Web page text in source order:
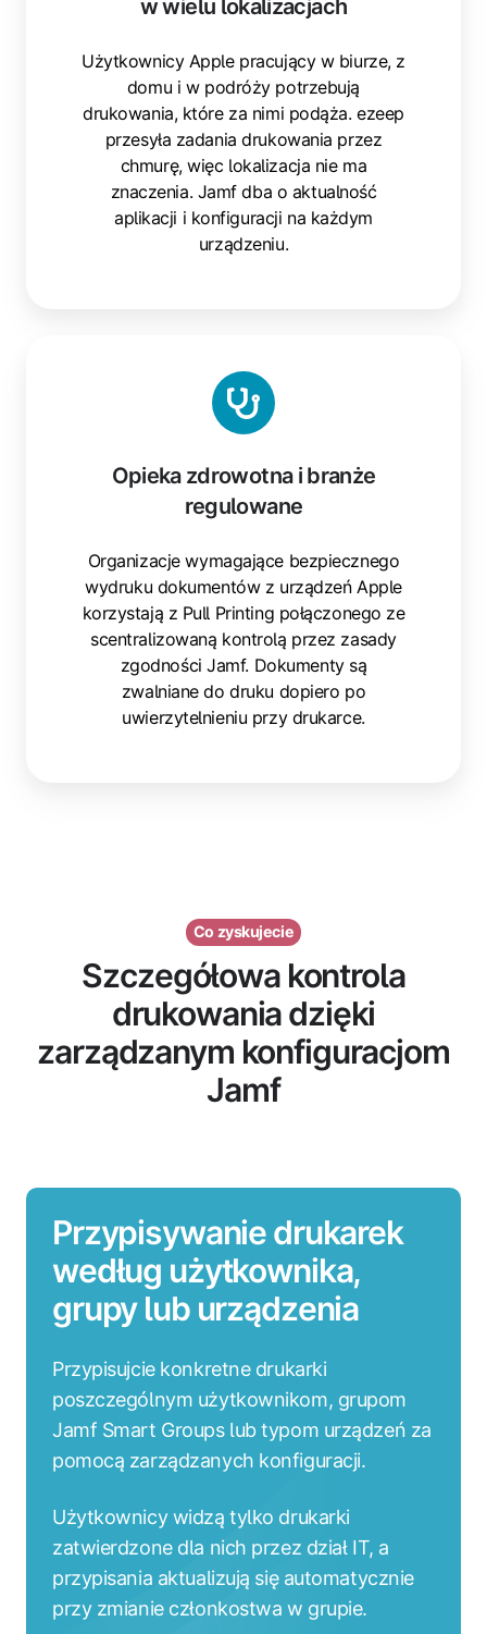
w wielu lokalizacjach
Użytkownicy Apple pracujący w biurze, z
domu i w podróży potrzebują
drukowania, które za nimi podąża. ezeep
przesyła zadania drukowania przez
chmurę, więc lokalizacja nie ma
znaczenia. Jamf dba o aktualność
aplikacji i konfiguracji na każdym
urządzeniu.
lokalizacjach
Opieka zdrowotna i branże
regulowane
Organizacje wymagające bezpiecznego
wydruku dokumentów z urządzeń Apple
korzystają z Pull Printing połączonego ze
scentralizowaną kontrolą przez zasady
zgodności Jamf. Dokumenty są
zwalniane do druku dopiero po
uwierzytelnieniu przy drukarce.
zdrowotna
i
branże
Co zyskujecie
Szczegółowa kontrola
drukowania dzięki
zarządzanym konfiguracjom
Jamf
Przypisywanie drukarek
według użytkownika,
grupy lub urządzenia
Przypisujcie konkretne drukarki
poszczególnym użytkownikom, grupom
Jamf Smart Groups lub typom urządzeń za
pomocą zarządzanych konfiguracji.
Użytkownicy widzą tylko drukarki
zatwierdzone dla nich przez dział IT, a
przypisania aktualizują się automatycznie
przy zmianie członkostwa w grupie.